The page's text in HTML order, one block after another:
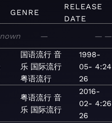
GENRE
RELEASE
DATE
— — —
国语流行 音
乐 国际流行
粤语流行
1998-
05-
26
4:24
粤语流行 音
乐 国际流行
2016-
02-
26
4:26